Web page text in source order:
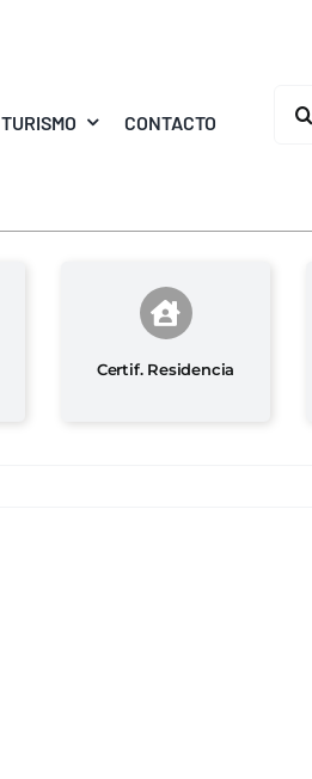
TURISMO CONTACTO
Certif. Residencia